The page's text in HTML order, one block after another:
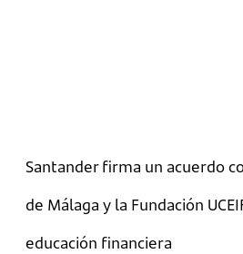
Santander firma un acuerdo
de Málaga y la Fundación
educación financiera